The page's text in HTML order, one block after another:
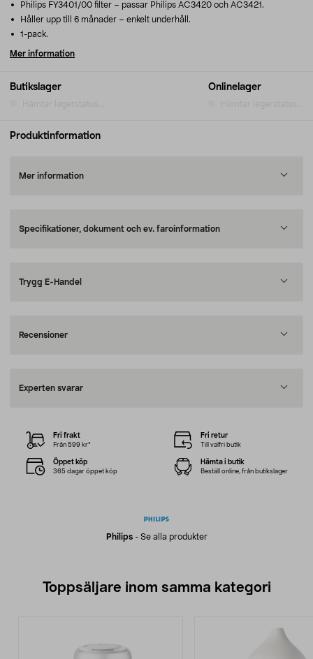
Butikslager Onlinelager
Philips FY3401/00 filter – passar Philips AC3420 och AC3421.
Håller upp till 6 månader – enkelt underhåll.
1-pack.
Mer information
Produktinformation
Mer information
Specifikationer, dokument och ev. faroinformation
Trygg E-Handel
Recensioner
Experten svarar
Philips- Se alla produkter
Fri frakt
Från 599 kr*
Fri retur
Till valfri butik
Öppet köp
365 dagar öppet köp
Hämta i butik
Beställ online, från butikslager
Toppsäljare inom samma kategori